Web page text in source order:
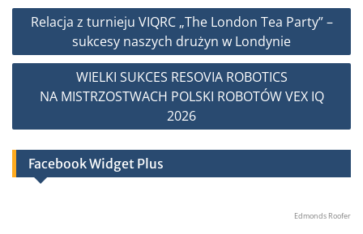
Nawigacja
Relacja z turnieju VIQRC „The London Tea Party” –
sukcesy naszych drużyn w Londynie
WIELKI SUKCES RESOVIA ROBOTICS
NA MISTRZOSTWACH POLSKI ROBOTÓW VEX IQ
2026
Facebook Widget Plus
Edmonds Roofer